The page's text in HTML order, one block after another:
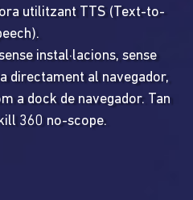
utilitzant TTS (Text-to-
instal·lacions, sense
directament al navegador,
a dock de navegador. Tan
360 no-scope.